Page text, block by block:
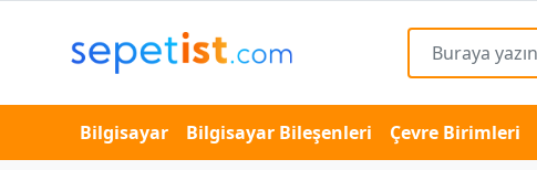
Bilgisayar Bilgisayar Bileşenleri Çevre Birimleri